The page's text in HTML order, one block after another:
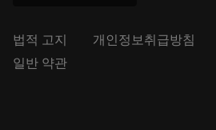
법적 고지 개인정보취급방침
일반 약관